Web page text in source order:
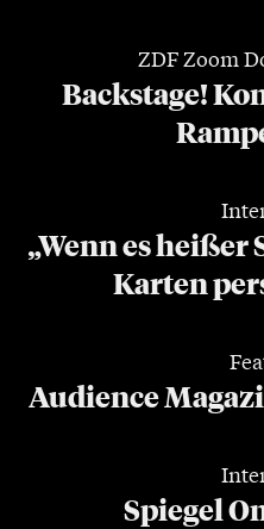
ZDF Zoom
Backstage!
„Wenn es heißer
Karten
Audience
Spiegel